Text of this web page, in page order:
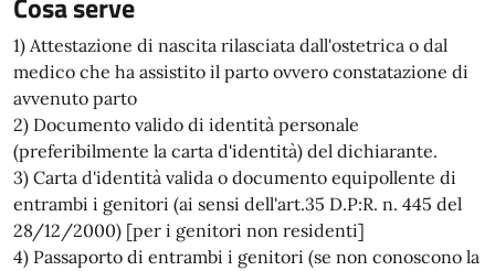
1) Attestazione di nascita rilasciata dall'ostetrica o dal
medico che ha assistito il parto ovvero constatazione di
avvenuto parto
2) Documento valido di identità personale
(preferibilmente la carta d'identità) del dichiarante.
3) Carta d'identità valida o documento equipollente di
entrambi i genitori (ai sensi dell'art.35 D.P:R. n. 445 del
28/12/2000) [per i genitori non residenti]
4) Passaporto di entrambi i genitori (se non conoscono la